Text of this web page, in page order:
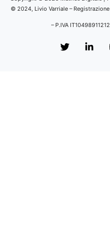
© 2024, Livio Varriale –
– P.IVA IT10498911212